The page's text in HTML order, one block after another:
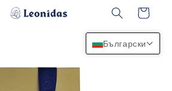
Количка
Български